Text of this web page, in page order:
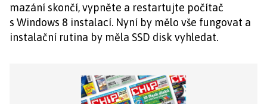
mazání skončí, vypněte a restartujte počítač
s Windows 8 instalací. Nyní by mělo vše fungovat a
instalační rutina by měla SSD disk vyhledat.